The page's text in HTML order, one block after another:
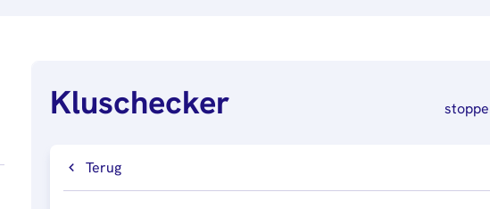
Kluschecker
Terug